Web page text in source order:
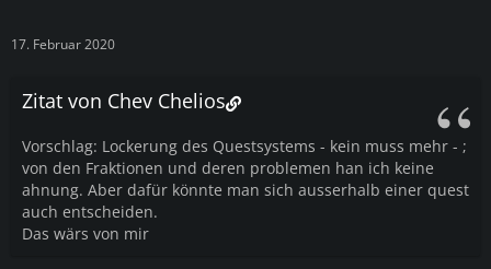
17. Februar 2020
Zitat von Chev Chelios
Vorschlag: Lockerung des Questsystems - kein muss mehr - ;
von den Fraktionen und deren problemen han ich keine
ahnung. Aber dafür könnte man sich ausserhalb einer quest
auch entscheiden.
Das wärs von mir